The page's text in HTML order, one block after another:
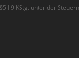
§5 I 9 KStg. unter der